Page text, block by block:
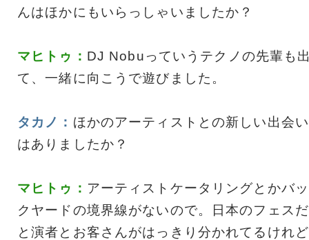
んはほかにもいらっしゃいましたか？
マヒトゥ： DJ Nobuっていうテクノの先輩も
て、一緒に向こうで遊びました。
タカノ： ほかのアーティストとの新しい出会い
はありましたか？
マヒトゥ： アーティストケータリングとかバッ
クヤードの境界線がないので。日本のフェスだ
と演者とお客さんがはっきり分かれてるけれど